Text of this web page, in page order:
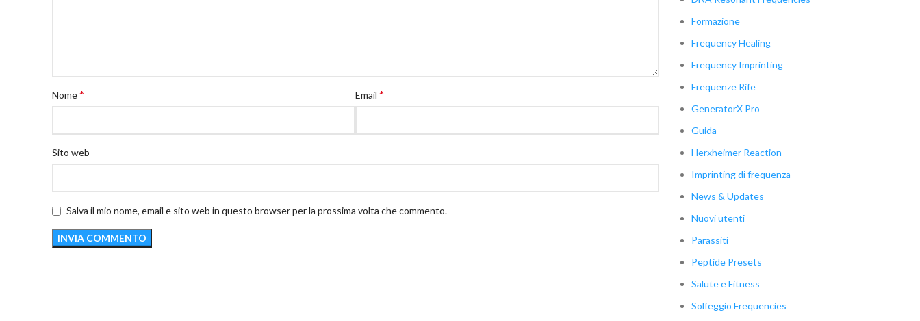
Nome* Email*
Sito web
Salva il mio nome, email e sito web in questo browser per la prossima volta che commento.
Formazione
Frequency Healing
Frequency Imprinting
Frequenze Rife
GeneratorX Pro
Guida
Herxheimer Reaction
Imprinting di frequenza
News & Updates
Nuovi utenti
Parassiti
Peptide Presets
Salute e Fitness
Solfeggio Frequencies